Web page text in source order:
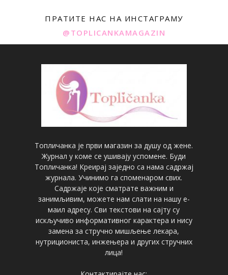
ПРАТИТЕ НАС НА ИНСТАГРАМУ
@TOPLICANKAMAGAZIN
Топличанка је први магазин за душу од жене.
Журнал у коме се ушивају успомене. Буди
Топличанка! Креирај заједно са нама садржај
журнала. Учинимо га споменаром свих.
Садржаје које сматрате важним и
занимљивим, можете нам слати на нашу е-
маил адресу. Сви текстови на сајту су
искључиво информативног карактера и нису
замена за стручно мишљење лекара,
нутрициониста, инжењера и других стручних
лица!